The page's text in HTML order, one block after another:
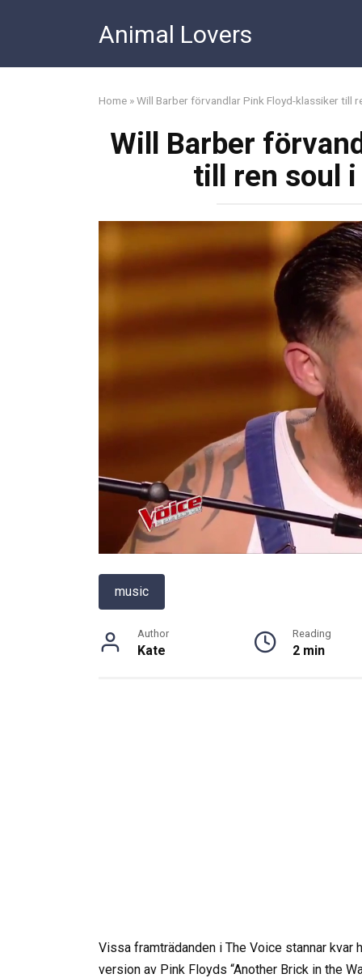
Animal Lovers
Home »Will Barber förvandlar Pink Floyd-klassiker till
Will Barber
till ren soul i
music
Author
Kate
Reading
2 min
Vissa framträdanden i The Voice stannar
version av Pink Floyds “Another Brick in the